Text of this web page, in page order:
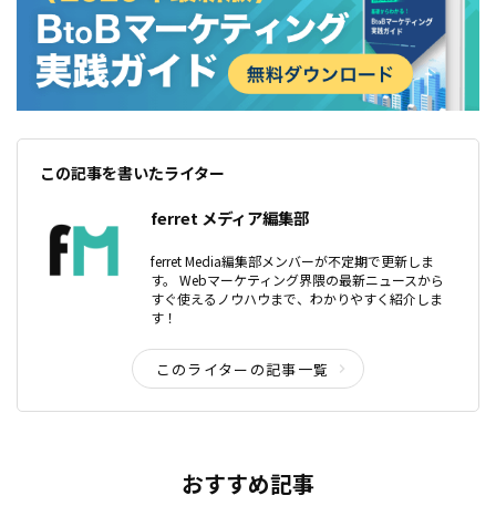
この記事を書いたライター
ferret メディア編集部
ferret Media編集部メンバーが不定期で更新しま
す。 Webマーケティング界隈の最新ニュースから
すぐ使えるノウハウまで、わかりやすく紹介しま
す！
このライターの記事一覧
おすすめ記事